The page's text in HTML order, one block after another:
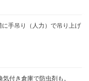
手吊り（人力）で吊り上げ
付き倉庫で防虫剤も。